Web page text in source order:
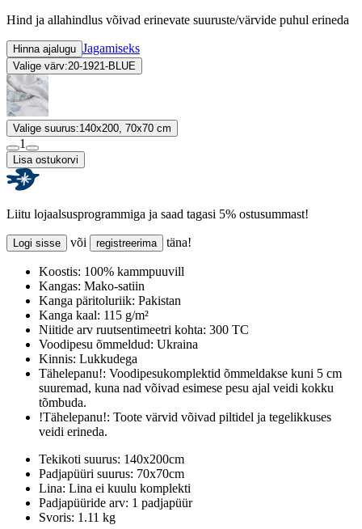
Hind ja allahindlus võivad erinevate suuruste/värvide puhul erineda
Hinna ajalugu Jagamiseks
Valige värv:20-1921-BLUE
Valige suurus:140x200, 70x70 cm
1
Lisa ostukorvi
Liitu lojaalsusprogrammiga ja saad tagasi 5% ostusummast!
Logi sisse või registreerima täna!
Koostis: 100% kammpuuvill
Kangas: Mako-satiin
Kanga päritoluriik: Pakistan
Kanga kaal: 115 g/m²
Niitide arv ruutsentimeetri kohta: 300 TC
Voodipesu õmmeldud: Ukraina
Kinnis: Lukkudega
Tähelepanu!: Voodipesukomplektid õmmeldakse kuni 5 cm
suuremad, kuna nad võivad esimese pesu ajal veidi kokku
tõmbuda.
!Tähelepanu!: Toote värvid võivad piltidel ja tegelikkuses
veidi erineda.
Tekikoti suurus: 140x200cm
Padjapüüri suurus: 70x70cm
Lina: Lina ei kuulu komplekti
Padjapüüride arv: 1 padjapüür
Svoris: 1.11 kg